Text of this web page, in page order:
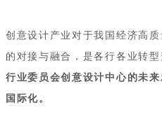
创意设计产业对于我国经济高
的对接与融合，是各行各业转
行业委员会创意设计中心的未
国际化。